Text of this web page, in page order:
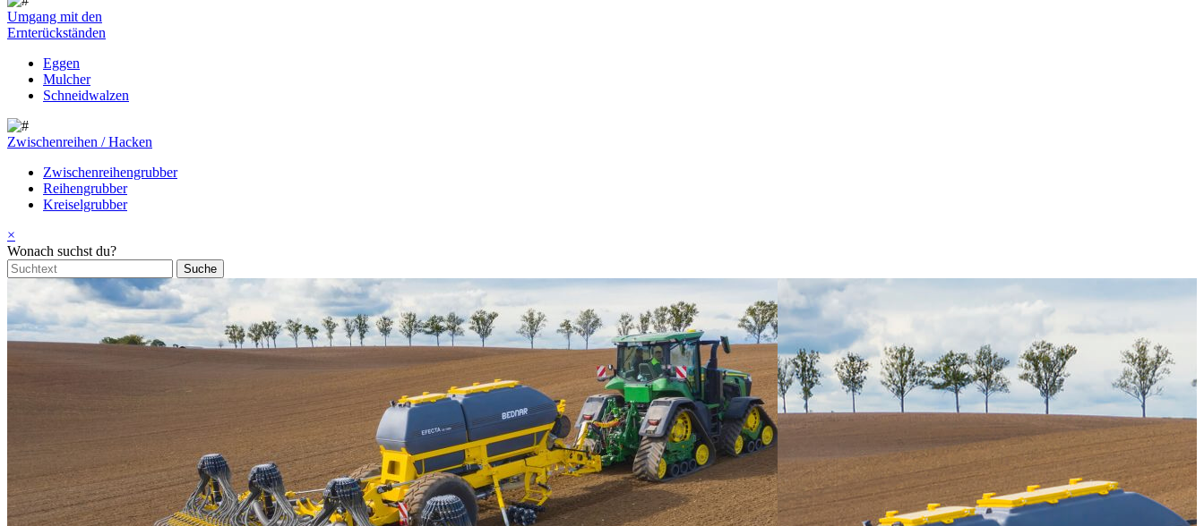
Umgang mit den
Ernterückständen
Eggen
Mulcher
Schneidwalzen
Zwischenreihen / Hacken
Zwischenreihengrubber
Reihengrubber
Kreiselgrubber
×
Wonach suchst du?